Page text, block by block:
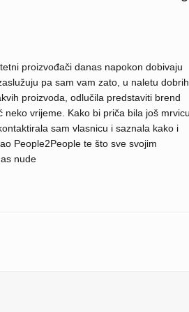
proizvođači danas napokon dobivaju
pa sam vam zato, u naletu dobrih
proizvoda, odlučila predstaviti brend
neko vrijeme. Kako bi priča bila još
sam vlasnicu i saznala kako i
People2People te što sve svojim
nude